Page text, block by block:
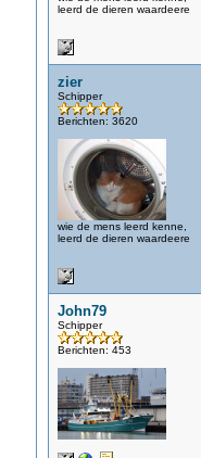
leerd de dieren waardeere
zier
Schipper
Berichten: 3620
wie de mens leerd kenne,
leerd de dieren waardeere
John79
Schipper
Berichten: 453